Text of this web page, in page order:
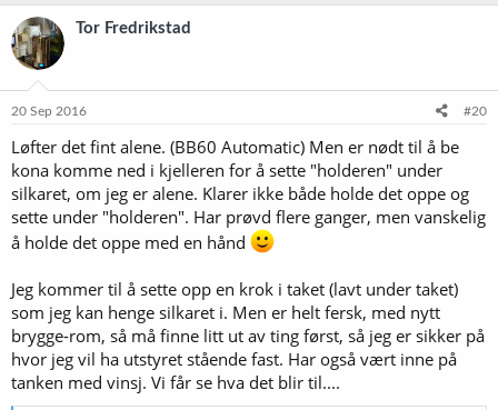
Tor Fredrikstad
20 Sep 2016 #20
Løfter det fint alene. (BB60 Automatic) Men er nødt til å be
kona komme ned i kjelleren for å sette "holderen" under
silkaret, om jeg er alene. Klarer ikke både holde det oppe og
sette under "holderen". Har prøvd flere ganger, men vanskelig
å holde det oppe med en hånd
Jeg kommer til å sette opp en krok i taket (lavt under taket)
som jeg kan henge silkaret i. Men er helt fersk, med nytt
brygge-rom, så må finne litt ut av ting først, så jeg er sikker på
hvor jeg vil ha utstyret stående fast. Har også vært inne på
tanken med vinsj. Vi får se hva det blir til....